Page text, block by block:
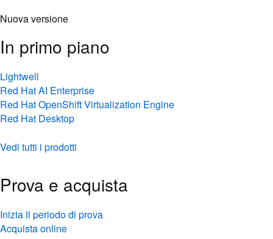
Nuova versione
In primo piano
Lightwell
Red Hat AI Enterprise
Red Hat OpenShift Virtualization Engine
Red Hat Desktop
Vedi tutti i prodotti
Prova e acquista
Inizia il periodo di prova
Acquista online